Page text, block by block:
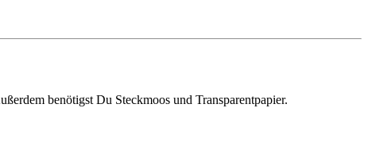
benötigst Du Steckmoos und Transparentpapier.